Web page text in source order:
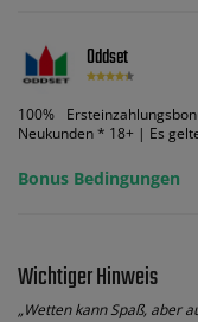
Oddset
100%
Neukunden * 18+ | Es
Bonus Bedingungen
Wichtiger Hinweis
„Wetten kann Spaß, aber